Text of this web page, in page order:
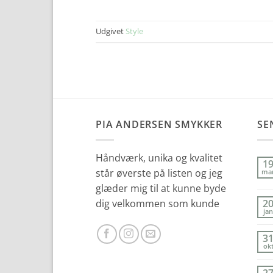
Udgivet Style
PIA ANDERSEN SMYKKER
Håndværk, unika og kvalitet
står øverste på listen og jeg
glæder mig til at kunne byde
dig velkommen som kunde
19
20
jan
31
okt